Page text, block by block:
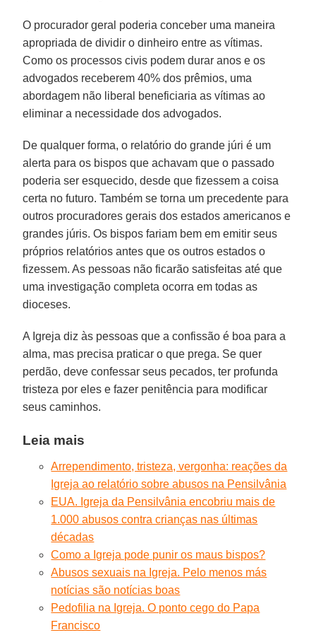
O procurador geral poderia conceber uma maneira
apropriada de dividir o dinheiro entre as vítimas.
Como os processos civis podem durar anos e os
advogados receberem 40% dos prêmios, uma
abordagem não liberal beneficiaria as vítimas ao
eliminar a necessidade dos advogados.
De qualquer forma, o relatório do grande júri é um
alerta para os bispos que achavam que o passado
poderia ser esquecido, desde que fizessem a coisa
certa no futuro. Também se torna um precedente para
outros procuradores gerais dos estados americanos e
grandes júris. Os bispos fariam bem em emitir seus
próprios relatórios antes que os outros estados o
fizessem. As pessoas não ficarão satisfeitas até que
uma investigação completa ocorra em todas as
dioceses.
A Igreja diz às pessoas que a confissão é boa para a
alma, mas precisa praticar o que prega. Se quer
perdão, deve confessar seus pecados, ter profunda
tristeza por eles e fazer penitência para modificar
seus caminhos.
Leia mais
Arrependimento, tristeza, vergonha: reações da
Igreja ao relatório sobre abusos na Pensilvânia
EUA. Igreja da Pensilvânia encobriu mais de
1.000 abusos contra crianças nas últimas
décadas
Como a Igreja pode punir os maus bispos?
Abusos sexuais na Igreja. Pelo menos más
notícias são notícias boas
Pedofilia na Igreja. O ponto cego do Papa
Francisco